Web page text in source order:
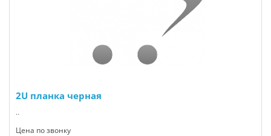
2U планка черная
..
Цена по звонку